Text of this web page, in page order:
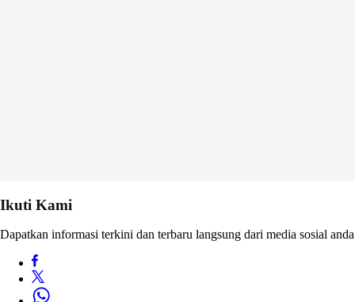
Ikuti Kami
Dapatkan informasi terkini dan terbaru langsung dari media sosial anda